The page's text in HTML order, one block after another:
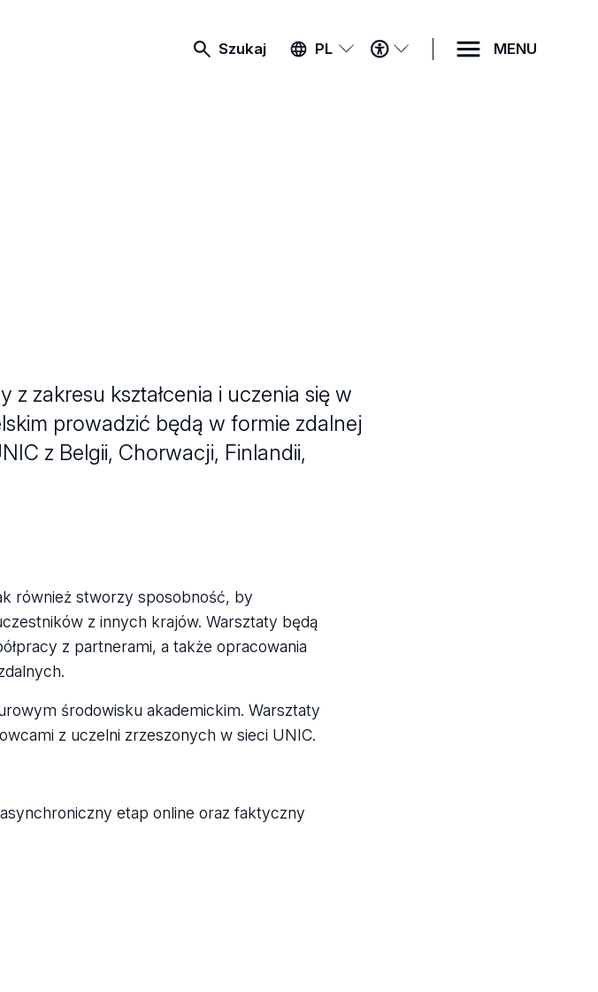
Szukaj PL
MENU
DOSTĘPNOŚCI
MENU
zakresu kształcenia i uczenia się w
prowadzić będą w formie zdalnej
z Belgii, Chorwacji, Finlandii,
również stworzy sposobność, by
z innych krajów. Warsztaty będą
z partnerami, a także opracowania
środowisku akademickim. Warsztaty
z uczelni zrzeszonych w sieci UNIC.
etap online oraz faktyczny